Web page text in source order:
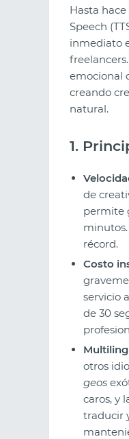
Hasta hace
Speech
inmediato
emocional
creando
natural.
1.
de
permite
récord.
Costo
servicio
de 30
otros
geos
caros, y
traducir